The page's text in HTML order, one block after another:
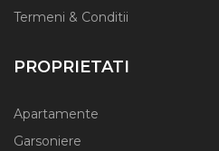
Termeni & Conditii
PROPRIETATI
Apartamente
Garsoniere